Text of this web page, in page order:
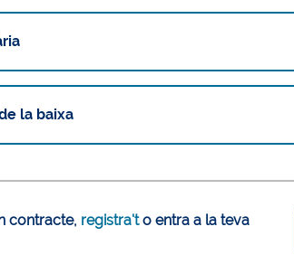
la baixa
contracte, registra'to entra a la teva